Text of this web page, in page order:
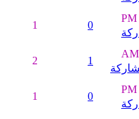
0
1
1
2
0
1